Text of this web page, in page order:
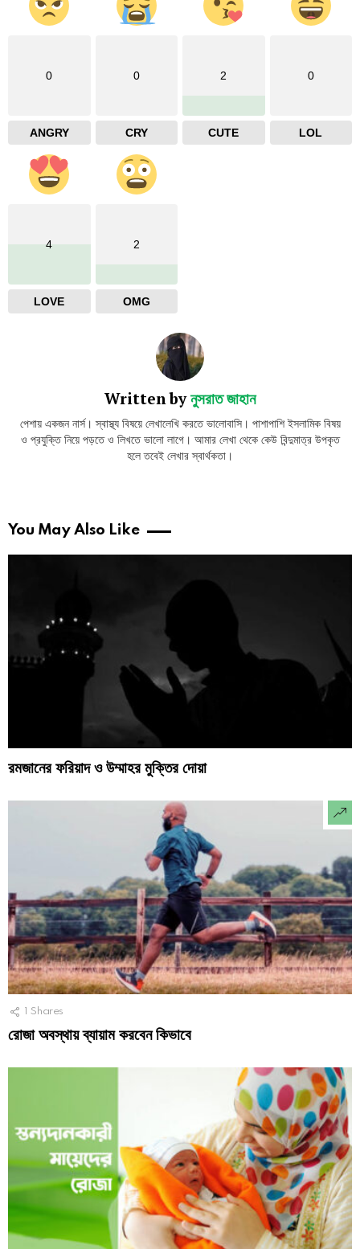
0
ANGRY
0
CRY
2
CUTE
0
LOL
4
LOVE
2
OMG
Written byনুসরাত জাহান
পেশায় একজন নার্স। স্বাস্থ্য বিষয়ে লেখালেখি করতে ভালোবাসি। পাশাপাশি ইসলামিক বিষয়
ও প্রযুক্তি নিয়ে পড়তে ও লিখতে ভালো লাগে। আমার লেখা থেকে কেউ বিন্দুমাত্র উপকৃত
হলে তবেই লেখার স্বার্থকতা।
You May Also Like
রমজানের ফরিয়াদ ও উম্মাহর মুক্তির দোয়া
Shares
রোজা অবস্থায় ব্যায়াম করবেন কিভাবে